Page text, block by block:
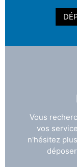
Vous
vos
n'hésitez